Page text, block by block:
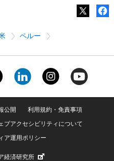
ペルー
公開
利用規約・免責事項
ブアクセシビリティについて
ア運用ポリシー
経済研究所